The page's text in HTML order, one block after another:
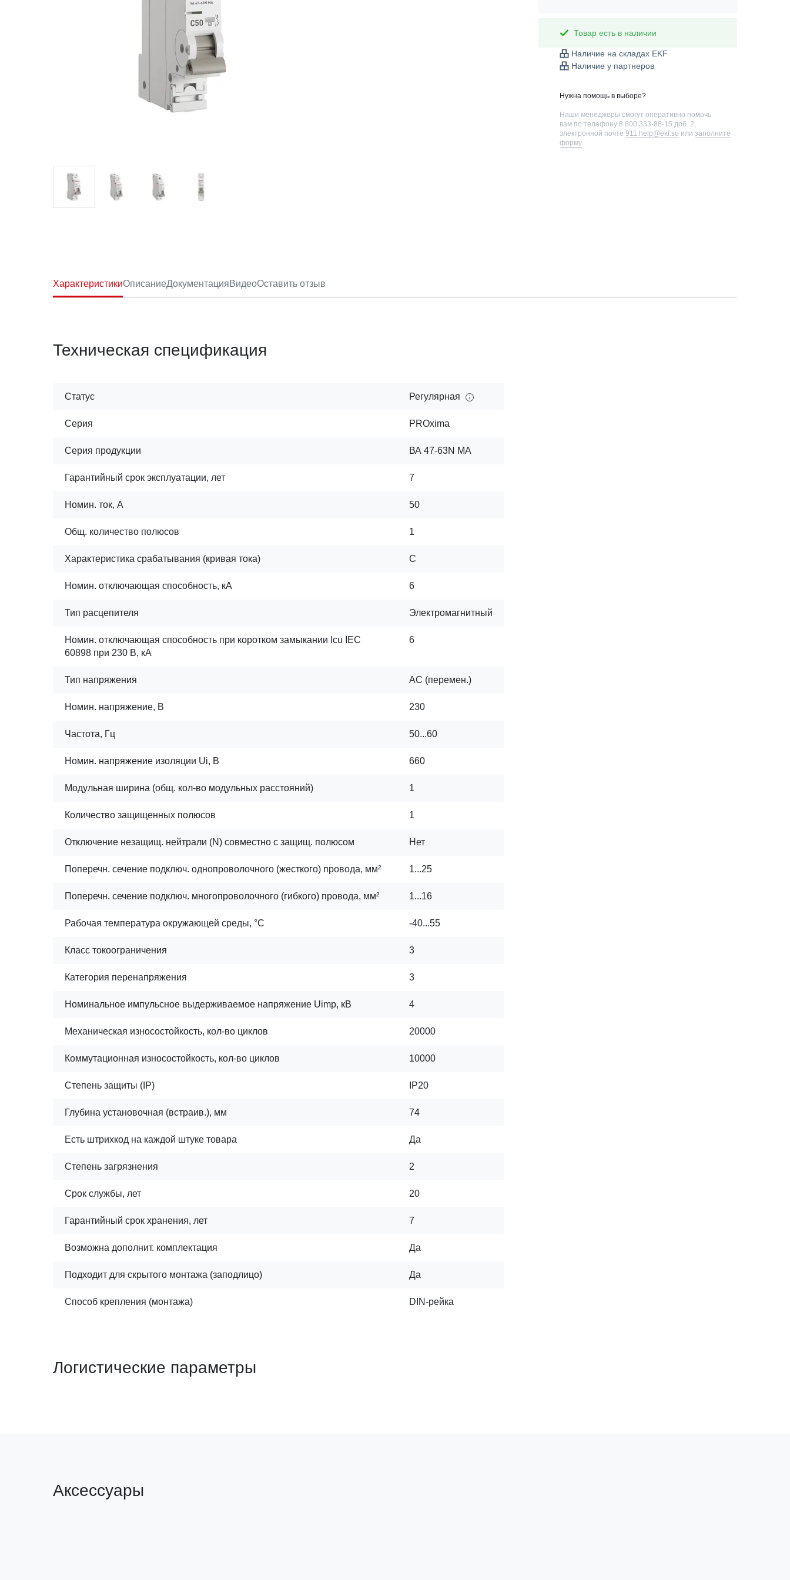
Товар есть в наличии
Наличие на складах EKF
Наличие у партнеров
Нужна помощь в выборе?
Наши менеджеры смогут оперативно помочь
вам по телефону 8 800 333-88-15 доб. 2
электронной почте 911.help@ekf.su или заполните
форму
ХарактеристикиОписаниеДокументацияВидеоОставить отзыв
Техническая спецификация
Статус Регулярная
Серия PROxima
Серия продукции ВА 47-63N MA
Гарантийный срок эксплуатации, лет 7
Номин. ток, А 50
Общ. количество полюсов 1
Характеристика срабатывания (кривая тока) C
Номин. отключающая способность, кА 6
Тип расцепителя Электромагнитный
Номин. отключающая способность при коротком замыкании Icu IEC
60898 при 230 В, кА
6
Тип напряжения AC (перемен.)
Номин. напряжение, В 230
Частота, Гц 50...60
Номин. напряжение изоляции Ui, В 660
Модульная ширина (общ. кол-во модульных расстояний) 1
Количество защищенных полюсов 1
Отключение незащищ. нейтрали (N) совместно с защищ. полюсом Нет
Поперечн. сечение подключ. однопроволочного (жесткого) провода, мм² 1...25
Поперечн. сечение подключ. многопроволочного (гибкого) провода, мм² 1...16
Рабочая температура окружающей среды, °C -40...55
Класс токоограничения 3
Категория перенапряжения 3
Номинальное импульсное выдерживаемое напряжение Uimp, кВ 4
Механическая износостойкость, кол-во циклов 20000
Коммутационная износостойкость, кол-во циклов 10000
Степень защиты (IP) IP20
Глубина установочная (встраив.), мм 74
Есть штрихкод на каждой штуке товара Да
Степень загрязнения 2
Срок службы, лет 20
Гарантийный срок хранения, лет 7
Возможна дополнит. комплектация Да
Подходит для скрытого монтажа (заподлицо) Да
Способ крепления (монтажа) DIN-рейка
Логистические параметры
Аксессуары